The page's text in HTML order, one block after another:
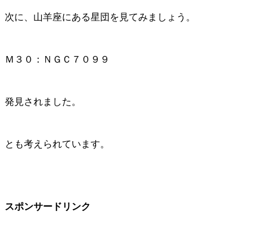
次に、山羊座にある星団を見てみましょう。
Ｍ３０：ＮＧＣ７０９９
発見されました。
とも考えられています。
スポンサードリンク